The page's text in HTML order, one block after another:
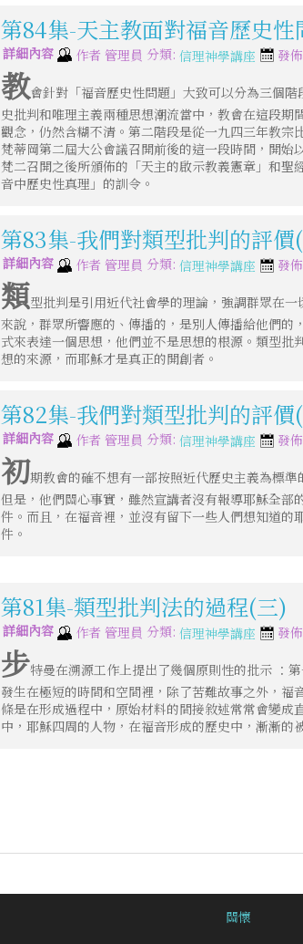
第84集-天主教面對福音歷史
詳細內容 作者 管理員 分類: 信理神學講座 發
教會針對「福音歷史性問題」大致可以分為三個
史批判和唯理主義兩種思想潮流當中，教會在這段
觀念，仍然含糊不清。第二階段是從一九四三年教
梵蒂岡第二屆大公會議召開前後的這一段時間，開
梵二召開之後所頒佈的「天主的啟示教義憲章」和
音中歷史性真理」的訓令。
第83集-我們對類型批判的評價
詳細內容 作者 管理員 分類: 信理神學講座 發
類型批判是引用近代社會學的理論，強調群眾在
來說，群眾所響應的、傳播的，是別人傳播給他們
式來表達一個思想，他們並不是思想的根源。類型
想的來源，而耶穌才是真正的開創者。
第82集-我們對類型批判的評價
詳細內容 作者 管理員 分類: 信理神學講座 發
初期教會的確不想有一部按照近代歷史主義為標
但是，他們關心事實，雖然宣講者沒有報導耶穌全
件。而且，在福音裡，並沒有留下一些人們想知道
件。
第81集-類型批判法的過程(三)
詳細內容 作者 管理員 分類: 信理神學講座 發
步特曼在溯源工作上提出了幾個原則性的批示 ：
發生在極短的時間和空間裡，除了苦難故事之外，
條是在形成過程中，原始材料的間接敘述常常會變
中，耶穌四周的人物，在福音形成的歷史中，漸漸的
關懷